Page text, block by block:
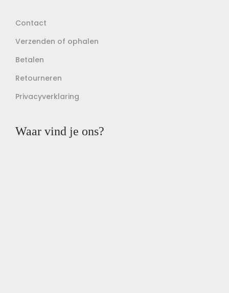
Contact
Verzenden of ophalen
Betalen
Retourneren
Privacyverklaring
Waar vind je ons?